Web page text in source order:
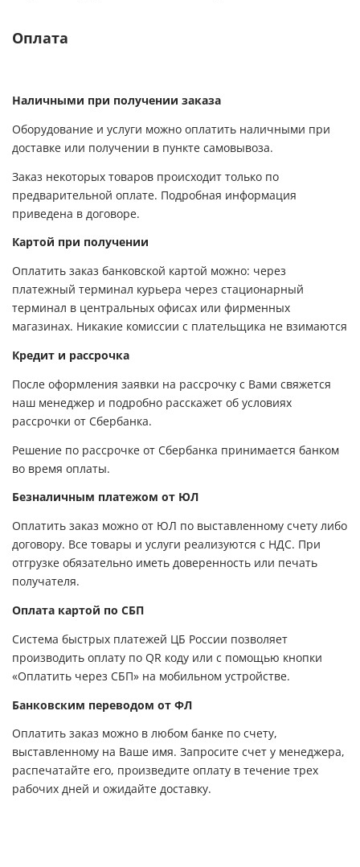
Оплата
Наличными при получении заказа
Оборудование и услуги можно оплатить наличными при
доставке или получении в пункте самовывоза.
Заказ некоторых товаров происходит только по
предварительной оплате. Подробная информация
приведена в договоре.
Картой при получении
Оплатить заказ банковской картой можно: через
платежный терминал курьера через стационарный
терминал в центральных офисах или фирменных
магазинах. Никакие комиссии с плательщика не взимаются
Кредит и рассрочка
После оформления заявки на рассрочку с Вами свяжется
наш менеджер и подробно расскажет об условиях
рассрочки от Сбербанка.
Решение по рассрочке от Сбербанка принимается банком
во время оплаты.
Безналичным платежом от ЮЛ
Оплатить заказ можно от ЮЛ по выставленному счету либо
договору. Все товары и услуги реализуются с НДС. При
отгрузке обязательно иметь доверенность или печать
получателя.
Оплата картой по СБП
Система быстрых платежей ЦБ России позволяет
производить оплату по QR коду или с помощью кнопки
«Оплатить через СБП» на мобильном устройстве.
Банковским переводом от ФЛ
Оплатить заказ можно в любом банке по счету,
выставленному на Ваше имя. Запросите счет у менеджера,
распечатайте его, произведите оплату в течение трех
рабочих дней и ожидайте доставку.